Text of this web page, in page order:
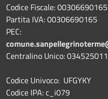
Codice Fiscale: 00306690165
Partita IVA: 00306690165
PEC:
Centralino Unico: 034525011
Codice Univoco: UFGYKY
Codice IPA: c_i079